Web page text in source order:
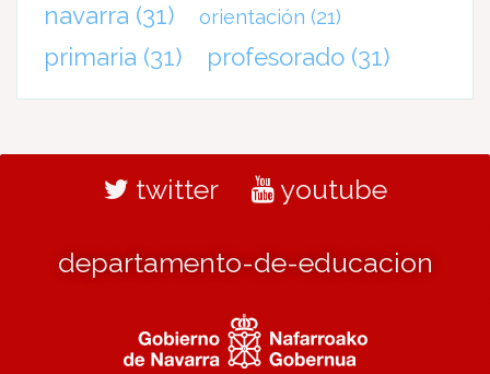
navarra (31) orientación (21)
primaria (31) profesorado (31)
twitter youtube
departamento-de-educacion